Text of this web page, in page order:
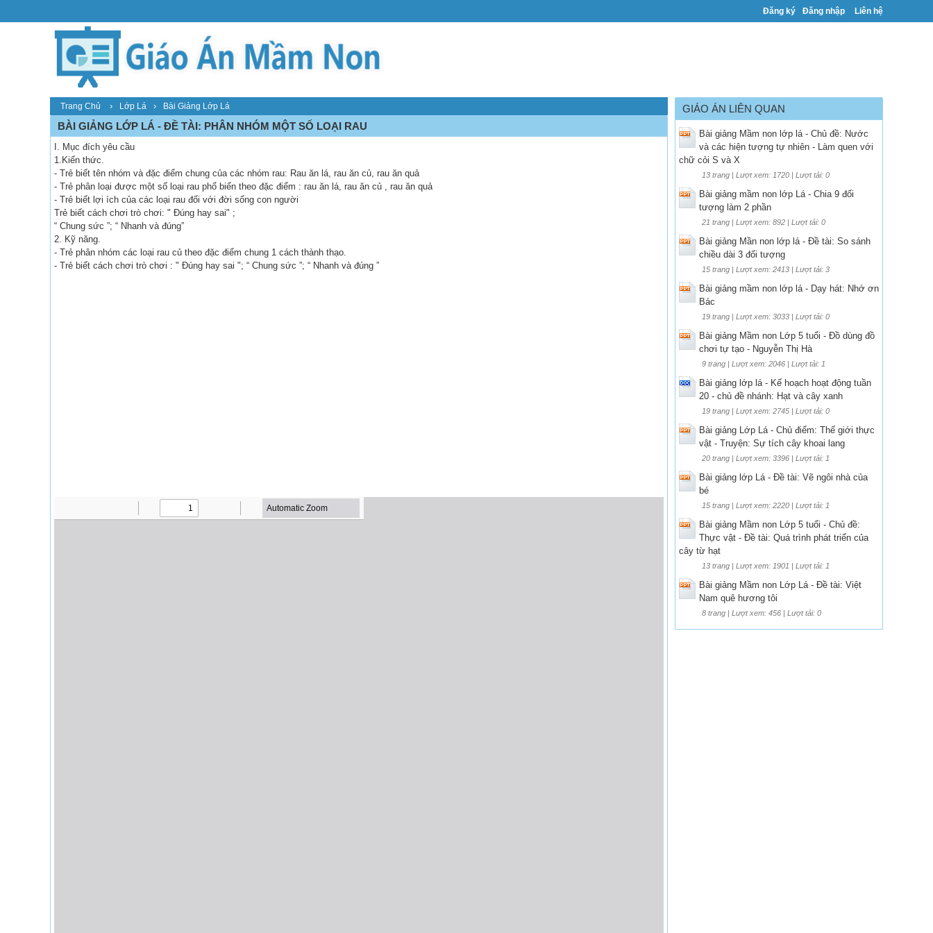
Đăng ký Đăng nhập Liên hệ
Trang Chủ › Lớp Lá › Bài Giảng Lớp Lá
BÀI GIẢNG LỚP LÁ - ĐỀ TÀI: PHÂN NHÓM MỘT SỐ LOẠI RAU
I. Mục đích yêu cầu
1.Kiến thức.
- Trẻ biết tên nhóm và đặc điểm chung của các nhóm rau: Rau ăn lá, rau ăn củ, rau ăn quả
- Trẻ phân loại được một số loại rau phổ biến theo đặc điểm : rau ăn lá, rau ăn củ , rau ăn quả
- Trẻ biết lợi ích của các loại rau đối với đời sống con người
Trẻ biết cách chơi trò chơi: " Đúng hay sai" ;
“ Chung sức ”; “ Nhanh và đúng”
2. Kỹ năng.
- Trẻ phân nhóm các loại rau củ theo đặc điểm chung 1 cách thành thạo.
- Trẻ biết cách chơi trò chơi : " Đúng hay sai "; “ Chung sức ”; “ Nhanh và đúng ”
GIÁO ÁN LIÊN QUAN
Bài giảng Mầm non lớp lá - Chủ đề: Nước
và các hiện tượng tự nhiên - Làm quen với
chữ cỏi S và X
13 trang | Lượt xem: 1720 | Lượt tải: 0
Bài giảng mầm non lớp Lá - Chia 9 đối
tượng làm 2 phần
21 trang | Lượt xem: 892 | Lượt tải: 0
Bài giảng Mần non lớp lá - Đề tài: So sánh
chiều dài 3 đối tượng
15 trang | Lượt xem: 2413 | Lượt tải: 3
Bài giảng mầm non lớp lá - Dạy hát: Nhớ ơn
Bác
19 trang | Lượt xem: 3033 | Lượt tải: 0
Bài giảng Mầm non Lớp 5 tuổi - Đồ dùng đồ
chơi tự tạo - Nguyễn Thị Hà
9 trang | Lượt xem: 2046 | Lượt tải: 1
Bài giảng lớp lá - Kế hoạch hoạt động tuần
20 - chủ đề nhánh: Hạt và cây xanh
19 trang | Lượt xem: 2745 | Lượt tải: 0
Bài giảng Lớp Lá - Chủ điểm: Thế giới thực
vật - Truyện: Sự tích cây khoai lang
20 trang | Lượt xem: 3396 | Lượt tải: 1
Bài giảng lớp Lá - Đề tài: Vẽ ngôi nhà của
bé
15 trang | Lượt xem: 2220 | Lượt tải: 1
Bài giảng Mầm non Lớp 5 tuổi - Chủ đề:
Thực vật - Đề tài: Quá trình phát triển của
cây từ hạt
13 trang | Lượt xem: 1901 | Lượt tải: 1
Bài giảng Mầm non Lớp Lá - Đề tài: Việt
Nam quê hương tôi
8 trang | Lượt xem: 456 | Lượt tải: 0